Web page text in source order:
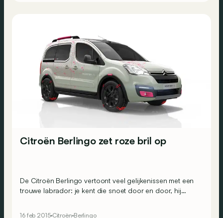
Citroën Berlingo zet roze bril op
De Citroën Berlingo vertoont veel gelijkenissen met een
trouwe labrador: je kent die snoet door en door, hij
16 feb 2015 Citroën Berlingo